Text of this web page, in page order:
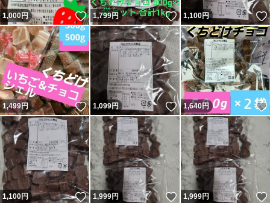
1,000円 いいね！
1,799円 いいね！
1,100円
1,499円 いいね！
1,099円 いいね！
1,640円
1,100円 いいね！
1,999円 いいね！
1,999円